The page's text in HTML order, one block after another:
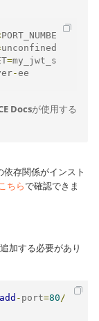
PORT_NUMBE
=my_jwt_s
-ee
Docsが使用する
依存関係がインスト
ちらで確認できま
加する必要があり
add - port=80/